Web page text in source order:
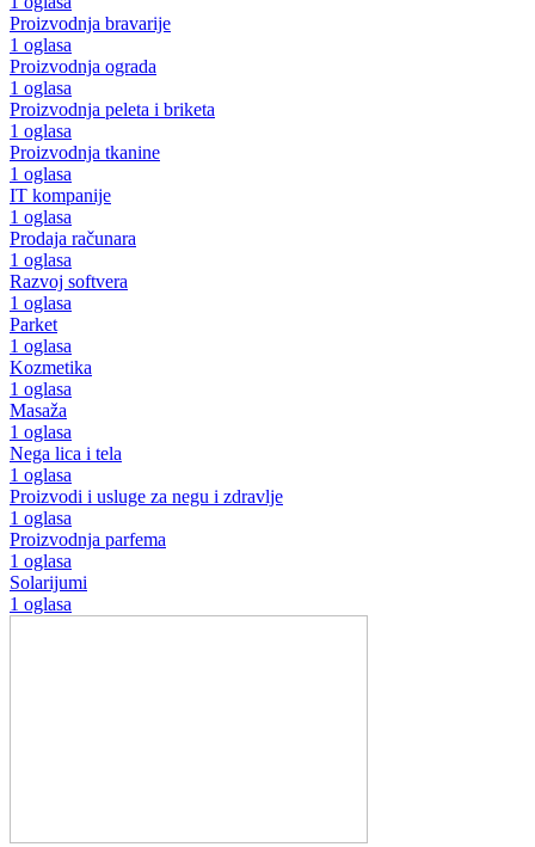
Proizvodnja bravarije
1 oglasa
Proizvodnja ograda
1 oglasa
Proizvodnja peleta i briketa
1 oglasa
Proizvodnja tkanine
1 oglasa
IT kompanije
1 oglasa
Prodaja računara
1 oglasa
Razvoj softvera
1 oglasa
Parket
1 oglasa
Kozmetika
1 oglasa
Masaža
1 oglasa
Nega lica i tela
1 oglasa
Proizvodi i usluge za negu i zdravlje
1 oglasa
Proizvodnja parfema
1 oglasa
Solarijumi
1 oglasa